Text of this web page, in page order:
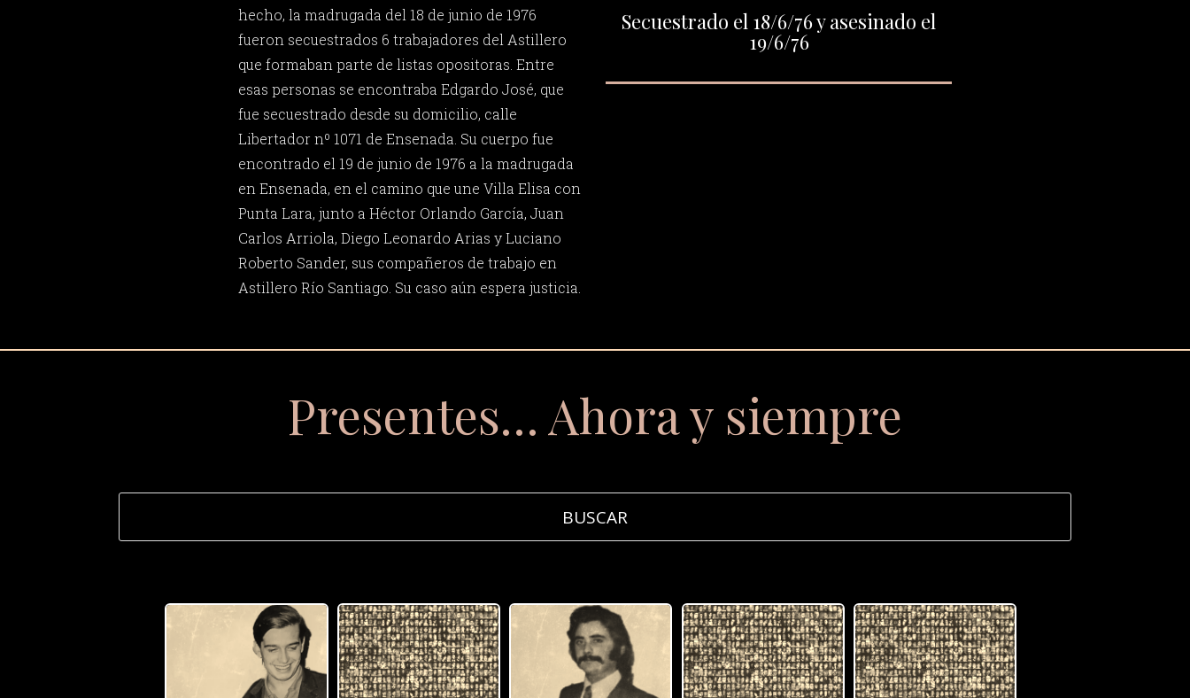
hecho, la madrugada del 18 de junio de 1976
fueron secuestrados 6 trabajadores del Astillero
que formaban parte de listas opositoras. Entre
esas personas se encontraba Edgardo José, que
fue secuestrado desde su domicilio, calle
Libertador nº 1071 de Ensenada. Su cuerpo fue
encontrado el 19 de junio de 1976 a la madrugada
en Ensenada, en el camino que une Villa Elisa con
Punta Lara, junto a Héctor Orlando García, Juan
Carlos Arriola, Diego Leonardo Arias y Luciano
Roberto Sander, sus compañeros de trabajo en
Astillero Río Santiago. Su caso aún espera justicia.
Secuestrado el 18/6/76 y asesinado el
19/6/76
Presentes… Ahora y siempre